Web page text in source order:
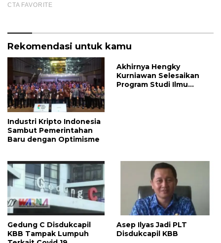
Rekomendasi untuk kamu
Industri Kripto Indonesia
Sambut Pemerintahan
Baru dengan Optimisme
Akhirnya Hengky
Kurniawan Selesaikan
Program Studi Ilmu
Gedung C Disdukcapil
KBB Tampak Lumpuh
Asep Ilyas Jadi PLT
Disdukcapil KBB